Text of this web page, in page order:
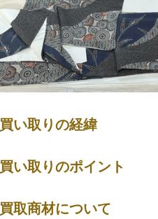
買い取りの経緯
買い取りのポイント
買取商材について